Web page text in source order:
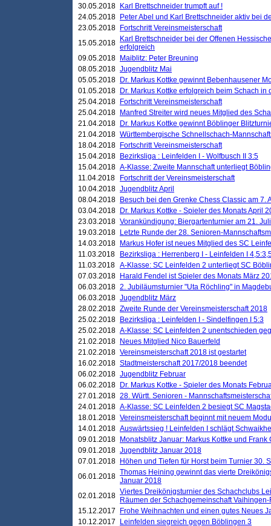
30.05.2018
Karl Brettschneider trumpft auf !
24.05.2018
Peter Abel und Karl Brettschneider aktiv bei
23.05.2018
Fortschritt Vereinsmeisterschaft
15.05.2018
Karl Brettschneider bei der Offenen
erfolgreich
09.05.2018
Maiblitz: Peter Breuning
08.05.2018 Jugendblitz Mai
05.05.2018
Dr. Markus Kottke gewinnt Bebenhausener
01.05.2018
Dr. Markus Kottke erfolgreich beim Schach
25.04.2018
Fortschritt Vereinsmeisterschaft
25.04.2018
Manfred Streiter wird neues Mitglied des
21.04.2018
Dr. Markus Kottke gewinnt Böblinger
21.04.2018 Württembergische Schnellschach-
18.04.2018
Fortschritt Vereinsmeisterschaft
15.04.2018
Bezirksliga : Leinfelden I - Wolfbusch II 3:5
15.04.2018 A-Klasse: Zweite Mannschaft unterliegt
11.04.2018
Fortschritt der Vereinsmeisterschaft
10.04.2018 Jugendblitz April
08.04.2018
Besuch bei den Grenke Chess Classic am 7.
03.04.2018
Dr. Markus Kottke - Spieler des Monats April
23.03.2018 Vorankündigung: Biergartenturnier am 21.
19.03.2018
Letzte Runde der 28. Senioren-
14.03.2018
Markus Hofer ist neues Mitglied des SC
11.03.2018
Bezirksliga : Herrenberg I - Leinfelden I
11.03.2018 A-Klasse: SC Leinfelden 2 unterliegt SC
07.03.2018
Harald Fendel ist Spieler des Monats März
06.03.2018 2. Jubiläumsturnier "Uta Röchling" in
06.03.2018 Jugendblitz März
28.02.2018 Zweite Runde der Vereinsmeisterschaft 2018
25.02.2018
Bezirksliga : Leinfelden I - Sindelfingen I 5:3
25.02.2018 A-Klasse: SC Leinfelden 2 unentschieden
21.02.2018
Neues Mitglied Nico Bauerfeld
21.02.2018 Vereinsmeisterschaft 2018 ist gestartet
16.02.2018 Stadtmeisterschaft 2017/2018 beendet
06.02.2018 Jugendblitz Februar
06.02.2018
Dr. Markus Kottke - Spieler des Monats
27.01.2018 28. Württ. Senioren -
24.01.2018 A-Klasse: SC Leinfelden 2 besiegt SC
18.01.2018 Vereinsmeisterschaft beginnt mit neuem
14.01.2018 Auswärtssieg ! Leinfelden I schlägt
09.01.2018
Monatsblitz Januar: Markus Kottke und
09.01.2018 Jugendblitz Januar 2018
07.01.2018
Höhen und Tiefen für Horst beim Turnier 30.
06.01.2018 Thomas Heining gewinnt das vierte
Januar 2018
02.01.2018 Viertes Dreikönigsturnier des Schachclubs
Räumen der Schachgemeinschaft
15.12.2017
Frohe Weihnachten und einen gutes Neues
10.12.2017
Leinfelden siegreich gegen Böblingen 3